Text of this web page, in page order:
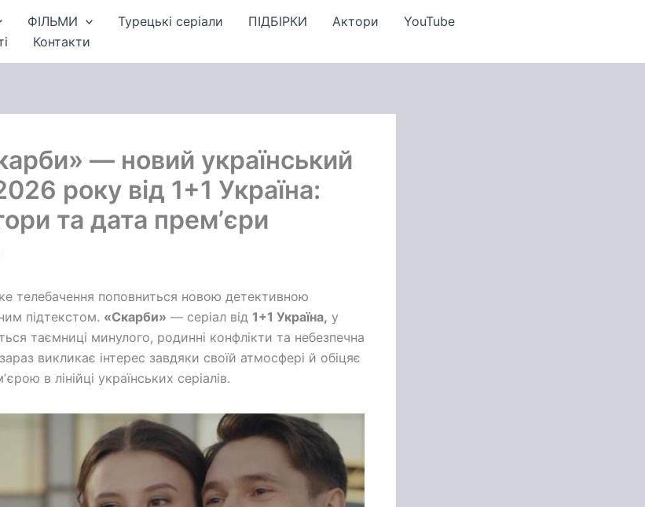
ФІЛЬМИ Турецькі серіали ПІДБІРКИ Актори
YouTube
Контакти
— новий український
року від 1+1 Україна:
та дата премʼєри
телебачення поповниться новою детективною
підтекстом. «Скарби» — серіал від 1+1 Україна, у
таємниці минулого, родинні конфлікти та небезпечна
викликає інтерес завдяки своїй атмосфері й обіцяє
в лінійці українських серіалів.